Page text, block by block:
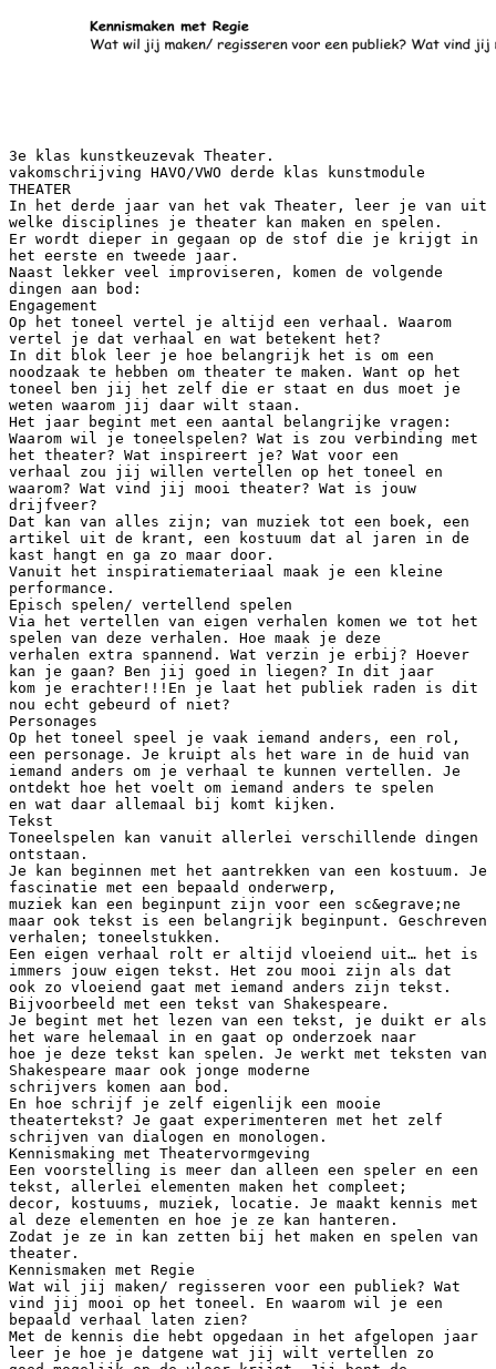
3e klas kunstkeuzevak Theater.
vakomschrijving HAVO/VWO derde klas kunstmodule
THEATER
In het derde jaar van het vak Theater, leer je van uit
welke disciplines je theater kan maken en spelen.
Er wordt dieper in gegaan op de stof die je krijgt in
het eerste en tweede jaar.
Naast lekker veel improviseren, komen de volgende
dingen aan bod:
Engagement
Op het toneel vertel je altijd een verhaal. Waarom
vertel je dat verhaal en wat betekent het?
In dit blok leer je hoe belangrijk het is om een
noodzaak te hebben om theater te maken. Want op het
toneel ben jij het zelf die er staat en dus moet je
weten waarom jij daar wilt staan.
Het jaar begint met een aantal belangrijke vragen:
Waarom wil je toneelspelen? Wat is zou verbinding met
het theater? Wat inspireert je? Wat voor een
verhaal zou jij willen vertellen op het toneel en
waarom? Wat vind jij mooi theater? Wat is jouw
drijfveer?
Dat kan van alles zijn; van muziek tot een boek, een
artikel uit de krant, een kostuum dat al jaren in de
kast hangt en ga zo maar door.
Vanuit het inspiratiemateriaal maak je een kleine
performance.
Episch spelen/ vertellend spelen
Via het vertellen van eigen verhalen komen we tot het
spelen van deze verhalen. Hoe maak je deze
verhalen extra spannend. Wat verzin je erbij? Hoever
kan je gaan? Ben jij goed in liegen? In dit jaar
kom je erachter!!!En je laat het publiek raden is dit
nou echt gebeurd of niet?
Personages
Op het toneel speel je vaak iemand anders, een rol,
een personage. Je kruipt als het ware in de huid van
iemand anders om je verhaal te kunnen vertellen. Je
ontdekt hoe het voelt om iemand anders te spelen
en wat daar allemaal bij komt kijken.
Tekst
Toneelspelen kan vanuit allerlei verschillende dingen
ontstaan.
Je kan beginnen met het aantrekken van een kostuum. Je
fascinatie met een bepaald onderwerp,
muziek kan een beginpunt zijn voor een sc&egrave;ne
maar ook tekst is een belangrijk beginpunt. Geschreven
verhalen; toneelstukken.
Een eigen verhaal rolt er altijd vloeiend uit… het is
immers jouw eigen tekst. Het zou mooi zijn als dat
ook zo vloeiend gaat met iemand anders zijn tekst.
Bijvoorbeeld met een tekst van Shakespeare.
Je begint met het lezen van een tekst, je duikt er als
het ware helemaal in en gaat op onderzoek naar
hoe je deze tekst kan spelen. Je werkt met teksten van
Shakespeare maar ook jonge moderne
schrijvers komen aan bod.
En hoe schrijf je zelf eigenlijk een mooie
theatertekst? Je gaat experimenteren met het zelf
schrijven van dialogen en monologen.
Kennismaking met Theatervormgeving
Een voorstelling is meer dan alleen een speler en een
tekst, allerlei elementen maken het compleet;
decor, kostuums, muziek, locatie. Je maakt kennis met
al deze elementen en hoe je ze kan hanteren.
Zodat je ze in kan zetten bij het maken en spelen van
theater.
Kennismaken met Regie
Wat wil jij maken/ regisseren voor een publiek? Wat
vind jij mooi op het toneel. En waarom wil je een
bepaald verhaal laten zien?
Met de kennis die hebt opgedaan in het afgelopen jaar
leer je hoe je datgene wat jij wilt vertellen zo